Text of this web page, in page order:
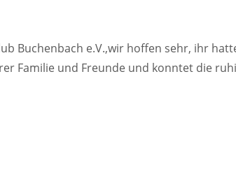
Buchenbach e.V.,wir hoffen sehr, ihr
Familie und Freunde und konntet die